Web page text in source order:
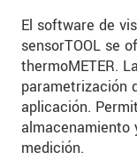
El software de
sensorTOOL se
thermoMETER.
parametrización
aplicación.
almacenamiento
medición.